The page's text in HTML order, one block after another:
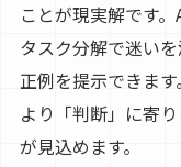
ことが現実解です
タスク分解で迷い
正例を提示できます
より「判断」に寄り
が見込めます。